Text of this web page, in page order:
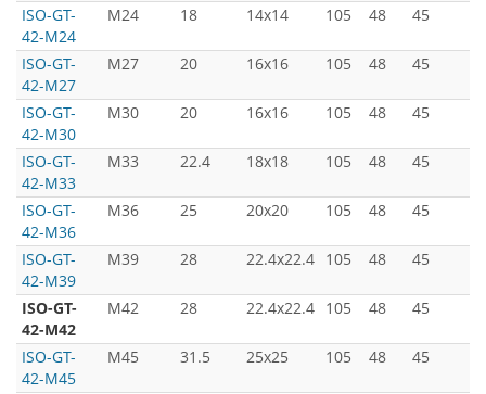
ISO-GT-
42-M24
M24 18 14x14 105 48 45
ISO-GT-
42-M27
M27 20 16x16 105 48 45
ISO-GT-
42-M30
M30 20 16x16 105 48 45
ISO-GT-
42-M33
M33 22.4 18x18 105 48 45
ISO-GT-
42-M36
M36 25 20x20 105 48 45
ISO-GT-
42-M39
M39 28 22.4x22.4 105 48 45
ISO-GT-
42-M42
M42 28 22.4x22.4 105 48 45
ISO-GT-
42-M45
M45 31.5 25x25 105 48 45